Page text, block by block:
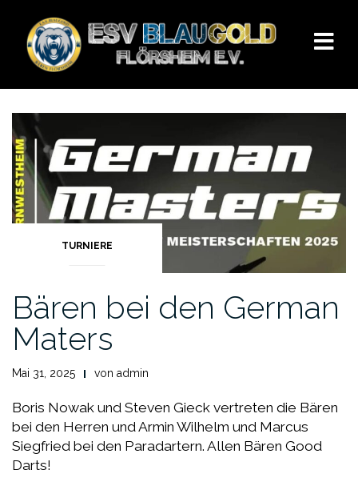
Inhalt
springen
TURNIERE
Bären bei den German
Maters
Mai 31, 2025 von admin
Boris Nowak und Steven Gieck vertreten die Bären
bei den Herren und Armin Wilhelm und Marcus
Siegfried bei den Paradartern. Allen Bären Good
Darts!